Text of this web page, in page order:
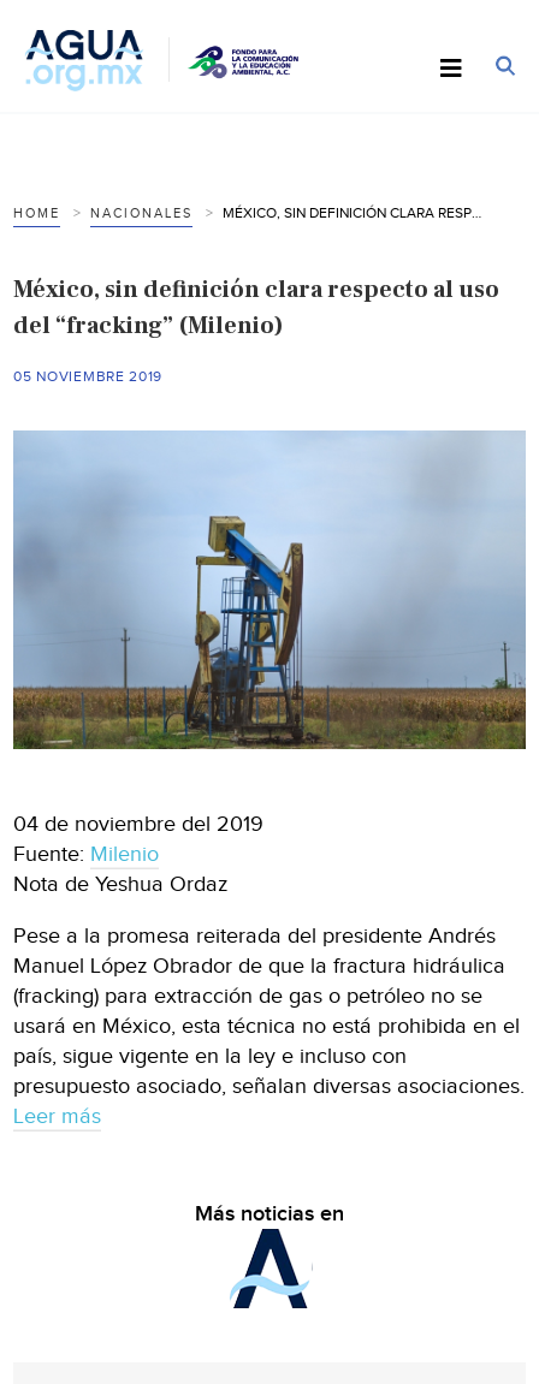
HOME NACIONALES
México, sin definición clara respecto al uso
del “fracking” (Milenio)
05 NOVIEMBRE 2019
04 de noviembre del 2019
Fuente: Milenio
Nota de Yeshua Ordaz
Pese a la promesa reiterada del presidente Andrés
Manuel López Obrador de que la fractura hidráulica
(fracking) para extracción de gas o petróleo no se
usará en México, esta técnica no está prohibida en el
país, sigue vigente en la ley e incluso con
presupuesto asociado, señalan diversas asociaciones.
Leer más
Más noticias en